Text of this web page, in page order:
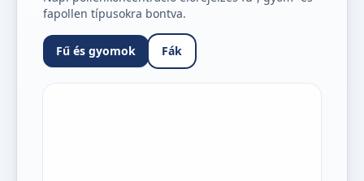
fapollen típusokra bontva.
Fű és gyomok Fák